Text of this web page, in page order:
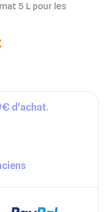
5 L pour les
d'achat.